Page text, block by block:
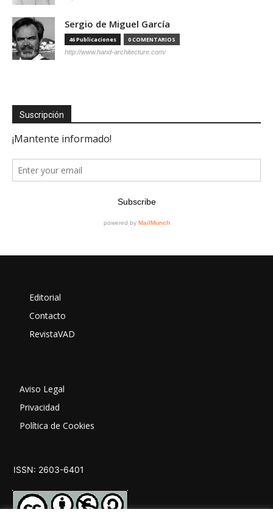
Sergio de Miguel García
46 Publicaciones 0 COMENTARIOS
http://www.hand-architecture.com/
Suscripción
Editorial
Contacto
RevistaVAD
Aviso Legal
Privacidad
Política de Cookies
ISSN: 2603-6401